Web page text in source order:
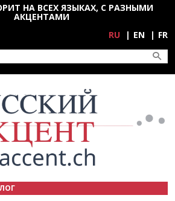
содержанию
НА ВСЕХ ЯЗЫКАХ, С РАЗНЫМИ
АКЦЕНТАМИ
RU EN FR